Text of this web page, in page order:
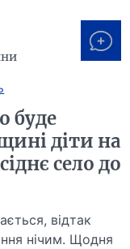
буде
діти на
село до
відтак
нічим. Щодня